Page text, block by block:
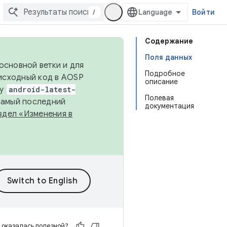
/ Войти
Содержание
Поля данных
Подробное
описание
Полевая
документация
ветки и для
код в AOSP
android-latest-
последний
«Изменения в